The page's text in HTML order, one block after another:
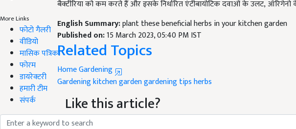
More Links
फोटो गैलरी
वीडियो
मासिक पत्रिका
फोरम
डायरेक्टरी
हमारी टीम
संपर्क
plant these beneficial herbs in your kitchen garden
Published on:15 March 2023, 05:40 PM IST
Related Topics
Home Gardening
Gardeningkitchen garden
Like this article?
Hey! I amमनीशा शर्मा . Did you liked this article and have suggestions
your suggestions and feedback.